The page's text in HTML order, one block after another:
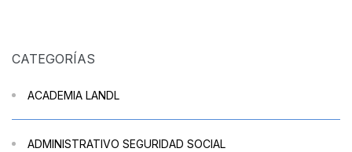
CATEGORÍAS
ACADEMIA LANDL
ADMINISTRATIVO SEGURIDAD SOCIAL